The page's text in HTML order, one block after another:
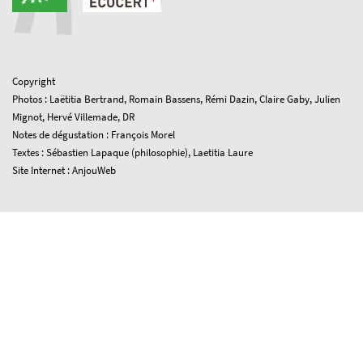
Copyright
Photos : Laëtitia Bertrand, Romain Bassens, Rémi Dazin, Claire Gaby, Julien
Mignot, Hervé Villemade, DR
Notes de dégustation : François Morel
Textes : Sébastien Lapaque (philosophie), Laetitia Laure
Site Internet : AnjouWeb